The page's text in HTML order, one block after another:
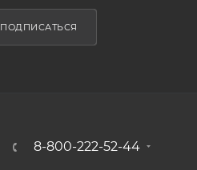
ПОДПИСАТЬСЯ
8-800-222-52-44